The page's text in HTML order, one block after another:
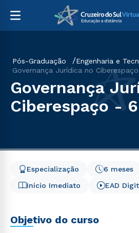
Pós-Graduação
Engenharia e
Governança Jurídica no
Governança
Ciberespaço -
Início Imediato
6 meses
Especialização
EAD
Objetivo do curso